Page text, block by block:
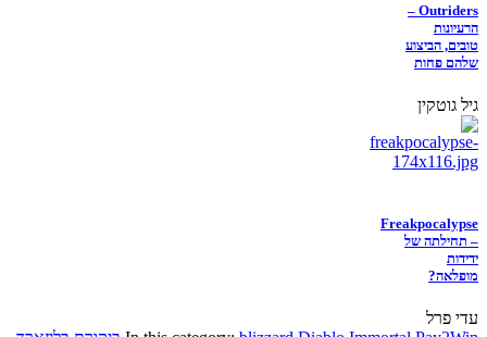
Outriders –
הרעיונות
טובים, הביצוע
שלהם פחות
גיל גוטקין
Freakpocalypse
– תחילתה של
ידידות
מופלאה?
עדי פרל